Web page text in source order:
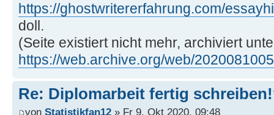
https://ghostwritererfahrung.com/
doll.
(Seite existiert nicht mehr, archiviert
https://web.archive.org/web/
Re: Diplomarbeit fertig
von Statistikfan12 » Fr 9. Okt 2020, 09:48